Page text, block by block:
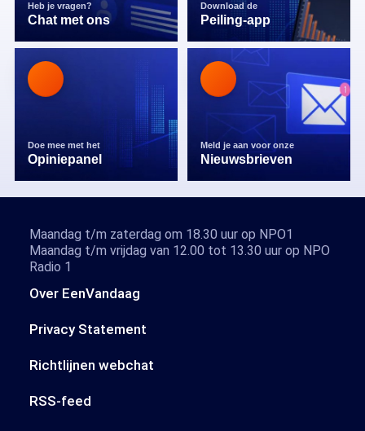
Heb je vragen?
Chat met ons
Download de
Peiling-app
Doe mee met het
Opiniepanel
Meld je aan voor onze
Nieuwsbrieven
Over EenVandaag
Privacy Statement
Richtlijnen webchat
RSS-feed
Maandag t/m zaterdag om 18.30 uur op NPO1
Maandag t/m vrijdag van 12.00 tot 13.30 uur op NPO
Radio 1